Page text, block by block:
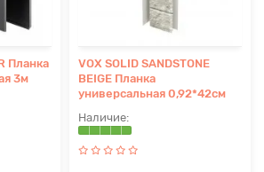
Планка
3м
VOX SOLID SANDSTONE
BEIGE Планка
универсальная 0,92*42см